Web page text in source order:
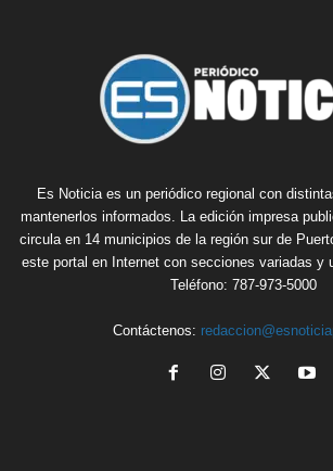
Es Noticia es un periódico regional con
mantenerlos informados. La edición impresa
circula en 14 municipios de la región sur de
este portal en Internet con secciones variadas y
Teléfono: 787-973-5000
Contáctenos: